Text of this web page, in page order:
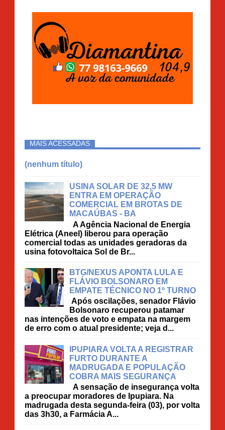
MAIS ACESSADAS
(nenhum título)
USINA SOLAR DE 32,5 MW
ENTRA EM OPERAÇÃO
COMERCIAL EM BROTAS DE
MACAÚBAS - BA
A Agência Nacional de Energia
Elétrica (Aneel) liberou para operação
comercial todas as unidades geradoras da
usina fotovoltaica Sol de Br...
BTG/NEXUS APONTA LULA E
FLÁVIO BOLSONARO EM
EMPATE TÉCNICO NO 1º TURNO
Após oscilações, senador Flávio
Bolsonaro recuperou patamar
nas intenções de voto e empata na margem
de erro com o atual presidente; veja d...
IPUPIARA VOLTA A REGISTRAR
FURTO DURANTE A
MADRUGADA E POPULAÇÃO
COBRA MAIS SEGURANÇA
A sensação de insegurança volta
a preocupar moradores de Ipupiara. Na
madrugada desta segunda-feira (03), por volta
das 3h30, a Farmácia A...